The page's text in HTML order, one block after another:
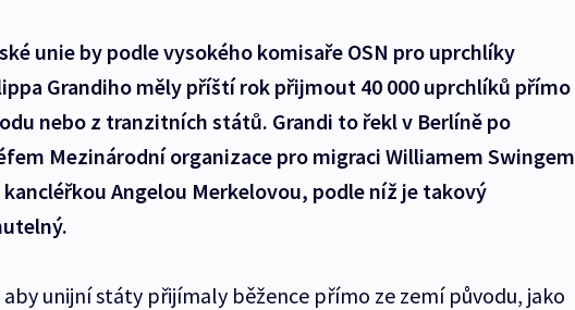
unie by podle vysokého komisaře OSN pro uprchlíky
Grandiho měly příští rok přijmout 40 000 uprchlíků přímo
nebo z tranzitních států. Grandi to řekl v Berlíně po
Mezinárodní organizace pro migraci Williamem Swingem
kancléřkou Angelou Merkelovou, podle níž je takový
aby unijní státy přijímaly běžence přímo ze zemí původu, jako